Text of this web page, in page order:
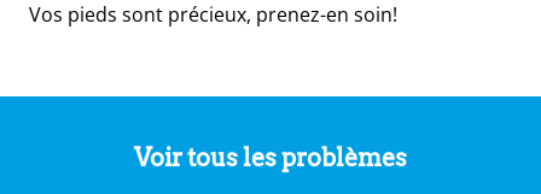
Vos pieds sont précieux, prenez-en soin!
Voir tous les problèmes